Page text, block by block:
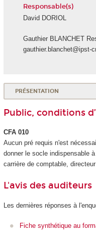
Responsable(s)
David DORIOL
Gauthier BLANCHET
gauthier.blanchet@ipst-
PRÉSENTATION
Public, conditions
CFA 010
Aucun pré requis n'est
donner le socle indispensable
carrière de comptable,
L'avis des auditeurs
Les dernières réponses à
Fiche synthétique au